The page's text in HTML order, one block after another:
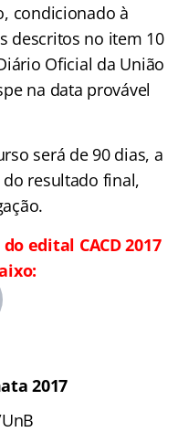
condicionado à
descritos no item 10
Oficial da União
na data provável
será de 90 dias, a
resultado final,
edital CACD 2017
2017